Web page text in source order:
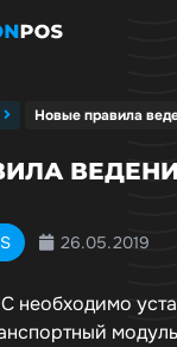
Новые правила
26.05.2019
необходимо